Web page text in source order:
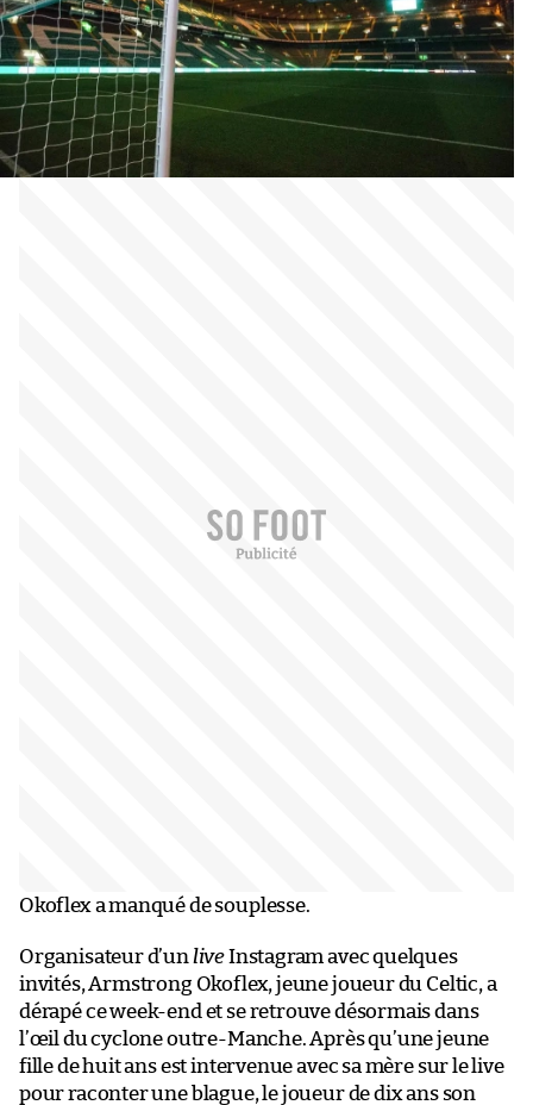
Okoflex a manqué de souplesse.
Organisateur d’un liveInstagram avec quelques
invités, Armstrong Okoflex, jeune joueur du Celtic, a
dérapé ce week-end et se retrouve désormais dans
l’œil du cyclone outre-Manche. Après qu’une jeune
fille de huit ans est intervenue avec sa mère sur le live
pour raconter une blague, le joueur de dix ans son